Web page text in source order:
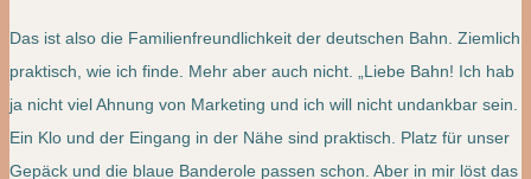
Das ist also die Familienfreundlichkeit der deutschen Bahn. Ziemlich
praktisch, wie ich finde. Mehr aber auch nicht. „Liebe Bahn! Ich hab
ja nicht viel Ahnung von Marketing und ich will nicht undankbar sein.
Ein Klo und der Eingang in der Nähe sind praktisch. Platz für unser
Gepäck und die blaue Banderole passen schon. Aber in mir löst das